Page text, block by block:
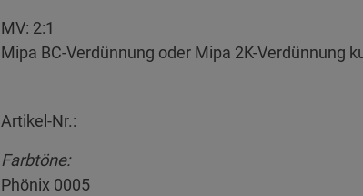
MV: 2:1
Mipa BC-Verdünnung oder Mipa 2K-Verdünnung
Artikel-Nr.:
Farbtöne:
Phönix 0005